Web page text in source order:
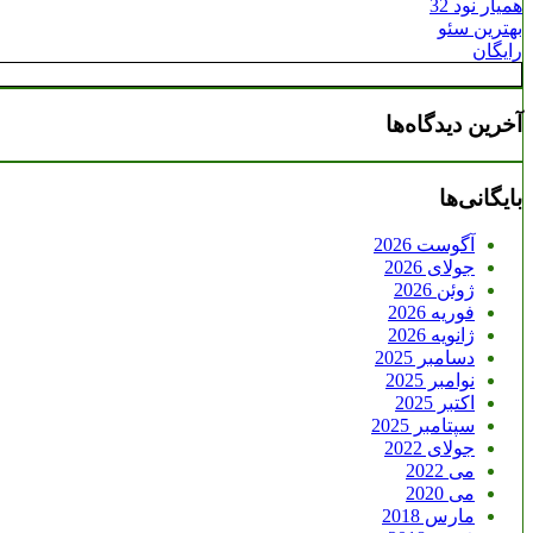
همیار نود 32
بهترین سئو
رایگان
آخرین دیدگاه‌ها
بایگانی‌ها
آگوست 2026
جولای 2026
ژوئن 2026
فوریه 2026
ژانویه 2026
دسامبر 2025
نوامبر 2025
اکتبر 2025
سپتامبر 2025
جولای 2022
می 2022
می 2020
مارس 2018